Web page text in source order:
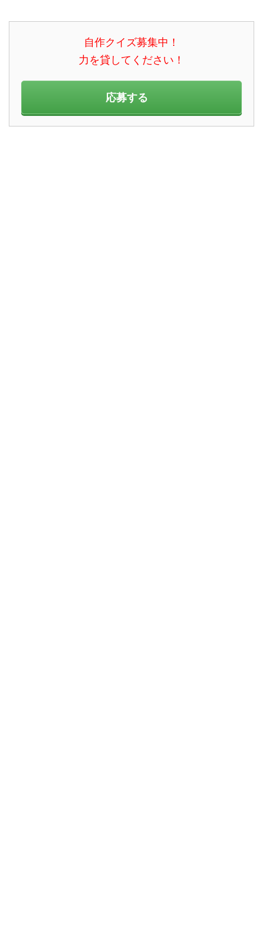
自作クイズ募集中！
力を貸してください！
応募する